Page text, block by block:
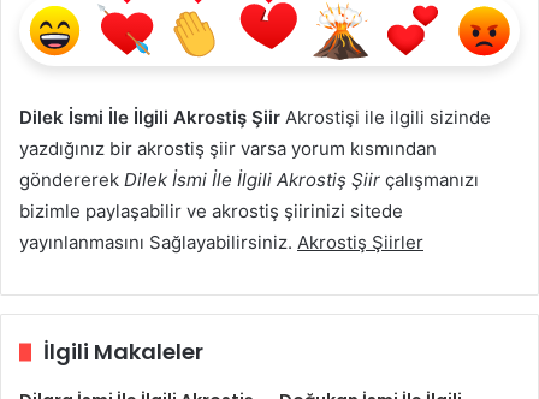
Dilek İsmi İle İlgili Akrostiş Şiir Akrostişi ile ilgili sizinde
yazdığınız bir akrostiş şiir varsa yorum kısmından
göndererek Dilek İsmi İle İlgili Akrostiş Şiir çalışmanızı
bizimle paylaşabilir ve akrostiş şiirinizi sitede
yayınlanmasını Sağlayabilirsiniz. Akrostiş Şiirler
İlgili Makaleler